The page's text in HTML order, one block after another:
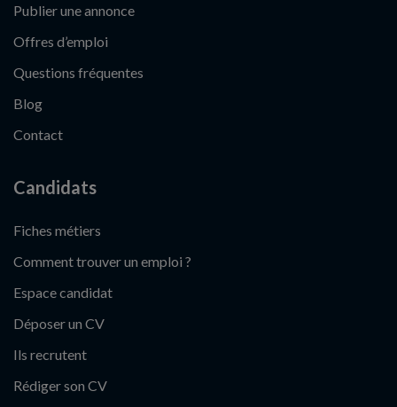
Publier une annonce
Offres d’emploi
Questions fréquentes
Blog
Contact
Candidats
Fiches métiers
Comment trouver un emploi ?
Espace candidat
Déposer un CV
Ils recrutent
Rédiger son CV